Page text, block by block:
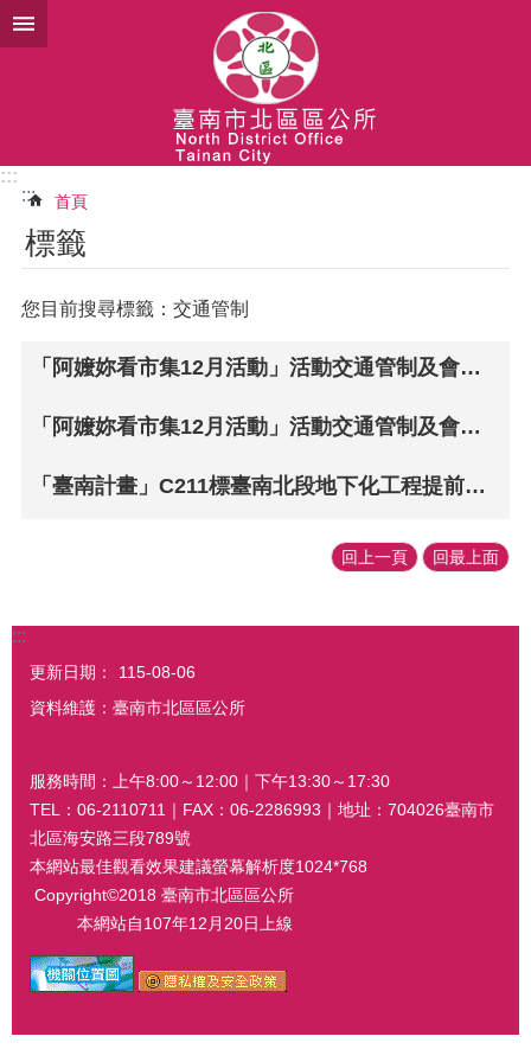
跳到主要內容區塊
:::
:::
首頁
標籤
您目前搜尋標籤：交通管制
「阿嬤妳看市集12月活動」活動交通管制及會場地點公告
「阿嬤妳看市集12月活動」活動交通管制及會場地點公告
「臺南計畫」C211標臺南北段地下化工程提前於108年11月30日起辦理小東路地下道第三階段交通維持改道及工程施工,請用路人提前改道並配合交通維持。
回上一頁 回最上面
:::
更新日期：
115-08-06
資料維護：臺南市北區區公所
服務時間：上午8:00～12:00｜下午13:30～17:30
TEL：06-2110711｜FAX：06-2286993｜地址：704026臺南市
北區海安路三段789號
本網站最佳觀看效果建議螢幕解析度1024*768
Copyright©2018 臺南市北區區公所
本網站自107年12月20日上線